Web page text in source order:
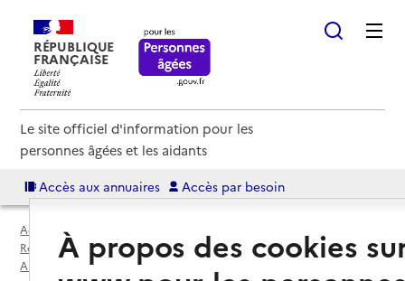
RÉPUBLIQUE
FRANÇAISE
Le site officiel d'information pour les
personnes âgées et les aidants
Accès aux annuaires Accès par besoin
Accueil
Résidences autonomie par département
Yvelines (78)
Andrésy
Résidence autonomie Les Magnolias
À propos des cookies